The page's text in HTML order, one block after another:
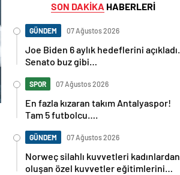
SON DAKİKA HABERLERİ
GÜNDEM 07 Ağustos 2026
Joe Biden 6 aylık hedeflerini açıkladı.
Senato buz gibi…
SPOR 07 Ağustos 2026
En fazla kızaran takım Antalyaspor!
Tam 5 futbolcu….
GÜNDEM 07 Ağustos 2026
Norweç silahlı kuvvetleri kadınlardan
oluşan özel kuvvetler eğitimlerini